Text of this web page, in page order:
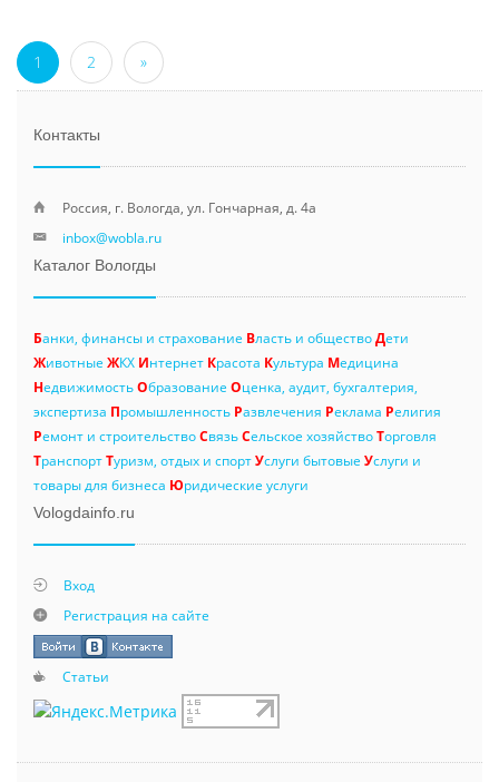
1 2 »
Контакты
Россия, г. Вологда, ул. Гончарная, д. 4а
inbox@wobla.ru
Каталог Вологды
Банки, финансы и страхование Власть и обществоДети
Животные ЖКХ Интернет Красота Культура Медицина
НедвижимостьОбразование Оценка, аудит, бухгалтерия,
экспертиза Промышленность Развлечения Реклама Религия
Ремонт и строительствоСвязьСельское хозяйствоТорговля
ТранспортТуризм, отдых и спортУслуги бытовые Услуги и
товары для бизнеса Юридические услуги
Vologdainfo.ru
Вход
Регистрация на сайте
Статьи